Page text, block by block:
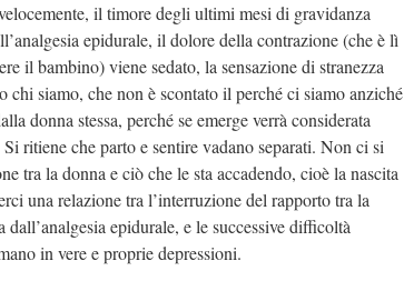
il timore degli ultimi mesi di gravidanza
epidurale, il dolore della contrazione (che è lì
il bambino) viene sedato, la sensazione di stranezza
siamo, che non è scontato il perché ci siamo anziché
donna stessa, perché se emerge verrà considerata
ritiene che parto e sentire vadano separati. Non ci si
tra la donna e ciò che le sta accadendo, cioè la nascita
una relazione tra l’interruzione del rapporto tra la
epidurale, e le successive difficoltà
in vere e proprie depressioni.